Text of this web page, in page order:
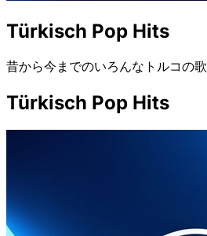
Türkisch Pop Hits
昔から今までのいろんなトルコの歌
Türkisch Pop Hits